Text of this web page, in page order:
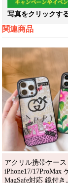
写真をクリックす
関連商品
アクリル携帯ケース
iPhone17/17ProMax
MagSafe対応 鏡付き